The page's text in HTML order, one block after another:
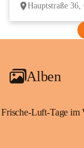
Hauptstraße
Alben
Frische-Luft-Tage im